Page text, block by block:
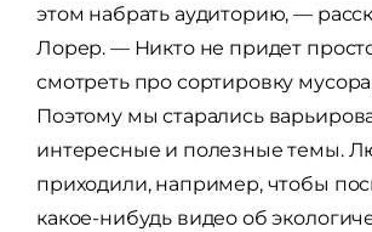
этом набрать аудиторию, —
Лорер. — Никто не придет
смотреть про сортировку
Поэтому мы старались
интересные и полезные темы.
приходили, например, чтобы
какое-нибудь видео об